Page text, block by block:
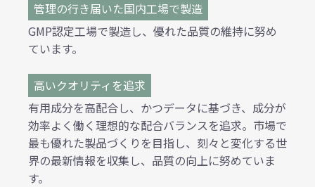
管理の行き届いた国内工場で製造
GMP認定工場で製造し、優れた品質の維持に努め
ています。
高いクオリティを追求
有用成分を高配合し、かつデータに基づき、成分が
効率よく働く理想的な配合バランスを追求。市場で
最も優れた製品づくりを目指し、刻々と変化する世
界の最新情報を収集し、品質の向上に努めていま
す。